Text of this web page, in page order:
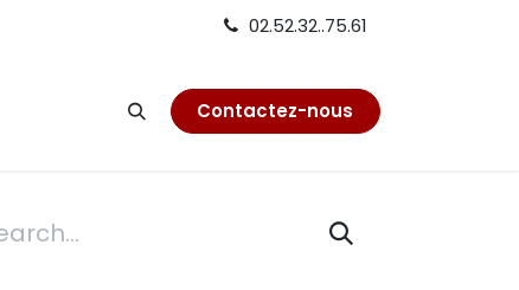
02.52.32..75.61
Contactez-nous